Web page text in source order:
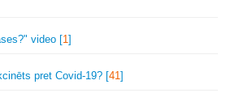
video [1]
pret Covid-19? [41]